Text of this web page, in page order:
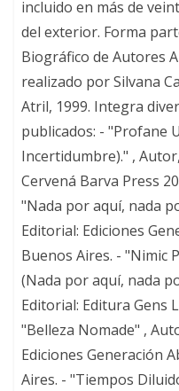
incluido en más de
del exterior. Forma
Biográfico de Autores
realizado por Silvana
Atril, 1999. Integra
publicados: - "Profane
Incertidumbre)." ,
Cervená Barva Press
"Nada por aquí, nada
Editorial: Ediciones
Buenos Aires. - "Nimic
(Nada por aquí, nada
Editorial: Editura Gens
"Belleza Nomade" ,
Ediciones Generación
Aires. - "Tiempos